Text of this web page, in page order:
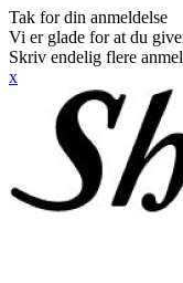
Tak for din anmeldelse
Vi er glade for at du
Skriv endelig flere
x